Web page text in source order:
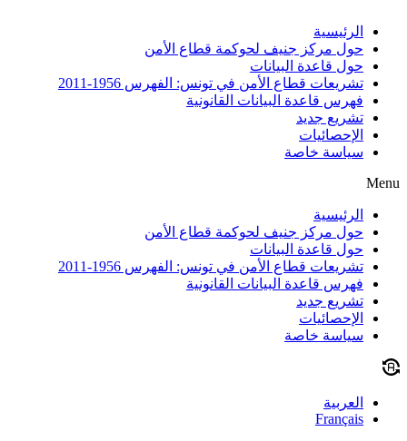
الرئيسية
حول مركز جنيف لحوكمة قطاع الأمن
حول قاعدة البيانات
تشريعات قطاع الأمن في تونس: الفهرس 1956-2011
فهرس قاعدة البيانات القانونية
تشريع جديد
الإحصائيات
سياسة خاصة
Menu
الرئيسية
حول مركز جنيف لحوكمة قطاع الأمن
حول قاعدة البيانات
تشريعات قطاع الأمن في تونس: الفهرس 1956-2011
فهرس قاعدة البيانات القانونية
تشريع جديد
الإحصائيات
سياسة خاصة
العربية
Français